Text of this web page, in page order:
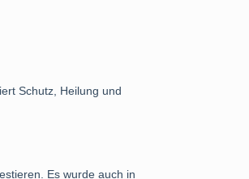
Schutz, Heilung und
Es wurde auch in